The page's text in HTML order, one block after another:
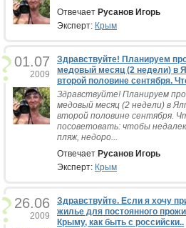
Отвечает Русанов Игорь
Эксперт: Крым
01.07
2009
Здравствуйте! Планируем
медовый месяц (2 недели) в
второй половине сентября.
Здравствуйте! Планируем
медовый месяц (2 недели) в
второй половине сентября.
посоветовать: чтобы
пляж, недоро...
Отвечает Русанов Игорь
Эксперт: Крым
26.06
2009
Здравствуйте. Если я хочу
жилье для постоянного
Крыму, как быть с российски..